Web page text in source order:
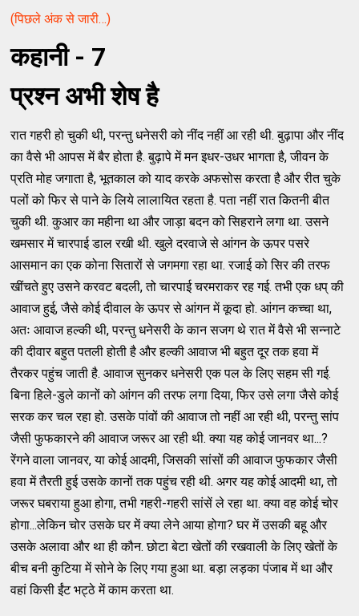
(पिछले अंक से जारी…)
कहानी - 7
प्रश्‍न अभी शेष है
रात गहरी हो चुकी थी, परन्‍तु धनेसरी को नींद नहीं आ रही थी. बुढ़ापा और नींद
का वैसे भी आपस में बैर होता है. बुढ़ापे में मन इधर-उधर भागता है, जीवन के
प्रति मोह जगाता है, भूतकाल को याद करके अफसोस करता है और रीत चुके
पलों को फिर से पाने के लिये लालायित रहता है. पता नहीं रात कितनी बीत
चुकी थी. कुआर का महीना था और जाड़ा बदन को सिहराने लगा था. उसने
खमसार में चारपाई डाल रखी थी. खुले दरवाजे से आंगन के ऊपर पसरे
आसमान का एक कोना सितारों से जगमगा रहा था. रजाई को सिर की तरफ
खींचते हुए उसने करवट बदली, तो चारपाई चरमराकर रह गई. तभी एक धप्‌ की
आवाज हुई, जैसे कोई दीवाल के ऊपर से आंगन में कूदा हो. आंगन कच्‍चा था,
अतः आवाज हल्‍की थी, परन्‍तु धनेसरी के कान सजग थे रात में वैसे भी सन्‍नाटे
की दीवार बहुत पतली होती है और हल्‍की आवाज भी बहुत दूर तक हवा में
तैरकर पहुंच जाती है. आवाज सुनकर धनेसरी एक पल के लिए सहम सी गई.
बिना हिले-डुले कानों को आंगन की तरफ लगा दिया, फिर उसे लगा जैसे कोई
सरक कर चल रहा हो. उसके पांवों की आवाज तो नहीं आ रही थी, परन्‍तु सांप
जैसी फुफकारने की आवाज जरूर आ रही थी. क्‍या यह कोई जानवर था...?
रेंगने वाला जानवर, या कोई आदमी, जिसकी सांसों की आवाज फुफकार जैसी
हवा में तैरती हुई उसके कानों तक पहुंच रही थी. अगर यह कोई आदमी था, तो
जरूर घबराया हुआ होगा, तभी गहरी-गहरी सांसें ले रहा था. क्‍या वह कोई चोर
होगा...लेकिन चोर उसके घर में क्‍या लेने आया होगा? घर में उसकी बहू और
उसके अलावा और था ही कौन. छोटा बेटा खेतों की रखवाली के लिए खेतों के
बीच बनी कुटिया में सोने के लिए गया हुआ था. बड़ा लड़का पंजाब में था और
वहां किसी ईंट भट्ठे में काम करता था.